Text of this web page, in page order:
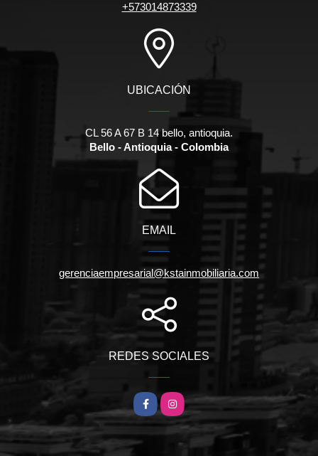
+573014873339
UBICACIÓN
CL 56 A 67 B 14 bello, antioquia.
Bello - Antioquia - Colombia
EMAIL
gerenciaempresarial@kstainmobiliaria.com
REDES SOCIALES
FacebookInstagram